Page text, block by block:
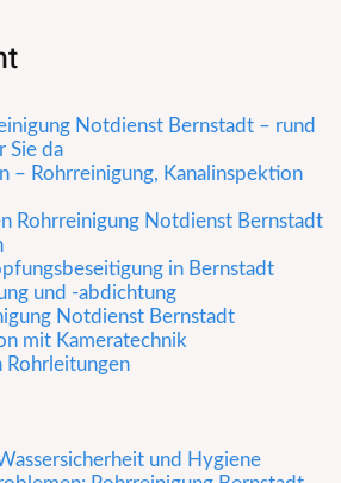
Notdienst Bernstadt – rund
Sie da
– Rohrreinigung, Kanalinspektion
Rohrreinigung Notdienst Bernstadt
in Bernstadt
und -abdichtung
Notdienst Bernstadt
mit Kameratechnik
Rohrleitungen
und Hygiene